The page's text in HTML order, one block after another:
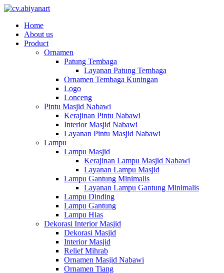
Home
About us
Product
Ornamen
Patung Tembaga
Layanan Patung Tembaga
Ornamen Tembaga Kuningan
Logo
Lonceng
Pintu Masjid Nabawi
Kerajinan Pintu Nabawi
Interior Masjid Nabawi
Layanan Pintu Masjid Nabawi
Lampu
Lampu Masjid
Kerajinan Lampu Masjid Nabawi
Layanan Lampu Masjid
Lampu Gantung Minimalis
Layanan Lampu Gantung Minimalis
Lampu Dinding
Lampu Gantung
Lampu Hias
Dekorasi Interior Masjid
Dekorasi Masjid
Interior Masjid
Relief Mihrab
Ornamen Masjid Nabawi
Ornamen Tiang